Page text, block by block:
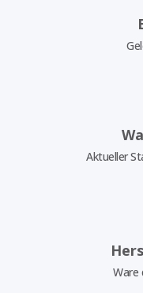
Aktueller
Ware